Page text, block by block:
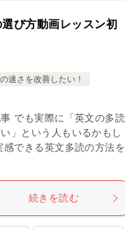
び方動画レッスン初
速さを改善したい！
でも実際に「英文の多読
」という人もいるかもし
できる英文多読の方法を
続きを読む